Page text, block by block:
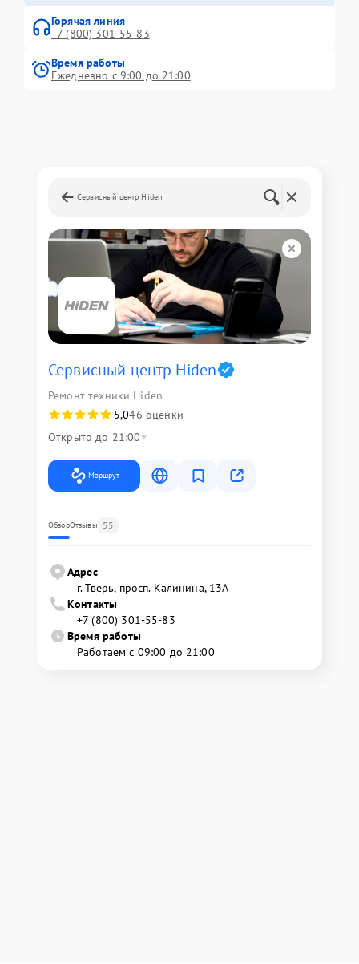
Горячая линия
+7 (800) 301-55-83
Время работы
Ежедневно с 9:00 до 21:00
Сервисный центр Hiden
Сервисный центр Hiden
Ремонт техники Hiden
5,046 оценки
Открыто до 21:00
Маршрут
ОбзорОтзывы 55
Адрес
г. Тверь, просп. Калинина, 13А
Контакты
+7 (800) 301-55-83
Время работы
Работаем с 09:00 до 21:00